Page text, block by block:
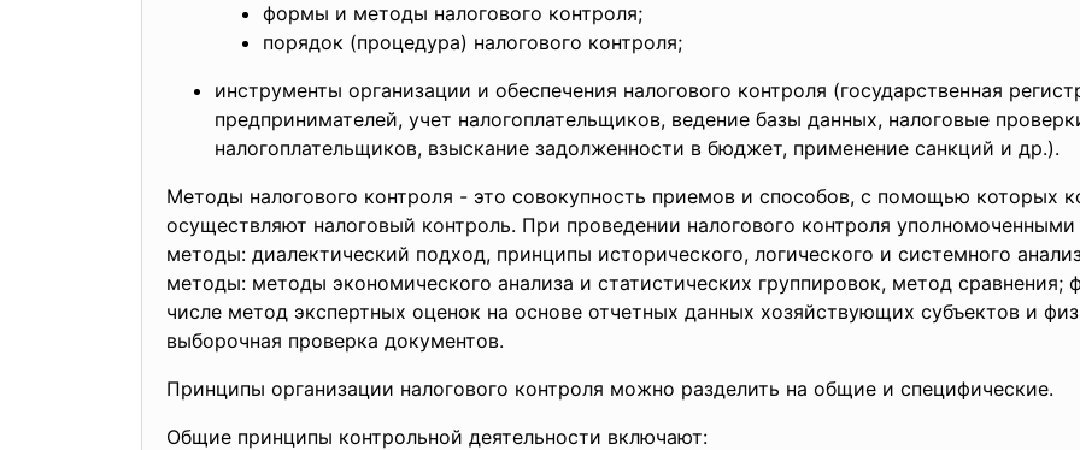
формы и методы налогового контроля;
порядок (процедура) налогового контроля;
инструменты организации и обеспечения налогового контроля (государственная
предпринимателей, учет налогоплательщиков, ведение базы данных, налоговые
налогоплательщиков, взыскание задолженности в бюджет, применение санкций и др.).
Методы налогового контроля - это совокупность приемов и способов, с помощью которых
осуществляют налоговый контроль. При проведении налогового контроля
методы: диалектический подход, принципы исторического, логического и системного
методы: методы экономического анализа и статистических группировок, метод
числе метод экспертных оценок на основе отчетных данных хозяйствующих субъектов и
выборочная проверка документов.
Принципы организации налогового контроля можно разделить на общие и специфические.
Общие принципы контрольной деятельности включают: